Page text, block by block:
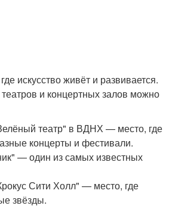
искусство живёт и развивается.
и концертных залов можно
театр" в ВДНХ — место, где
концерты и фестивали.
— один из самых известных
Сити Холл" — место, где
звёзды.